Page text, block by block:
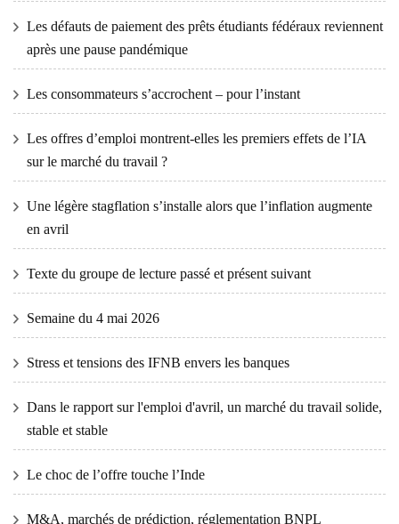
Les défauts de paiement des prêts étudiants fédéraux reviennent
après une pause pandémique
Les consommateurs s’accrochent – ​​pour l’instant
Les offres d’emploi montrent-elles les premiers effets de l’IA
sur le marché du travail ?
Une légère stagflation s’installe alors que l’inflation augmente
en avril
Texte du groupe de lecture passé et présent suivant
Semaine du 4 mai 2026
Stress et tensions des IFNB envers les banques
Dans le rapport sur l'emploi d'avril, un marché du travail solide,
stable et stable
Le choc de l’offre touche l’Inde
M&A, marchés de prédiction, réglementation BNPL